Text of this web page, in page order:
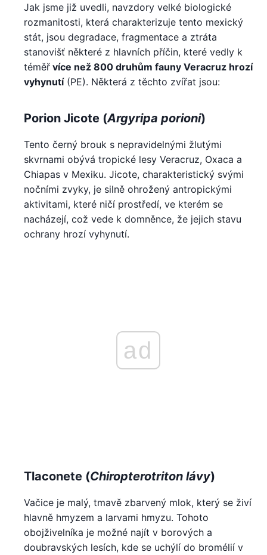
Jak jsme již uvedli, navzdory velké biologické
rozmanitosti, která charakterizuje tento mexický
stát, jsou degradace, fragmentace a ztráta
stanovišť některé z hlavních příčin, které vedly k
téměř více než 800 druhům fauny Veracruz hrozí
vyhynutí(PE). Některá z těchto zvířat jsou:
Porion Jicote (Argyripa porioni)
Tento černý brouk s nepravidelnými žlutými
skvrnami obývá tropické lesy Veracruz, Oxaca a
Chiapas v Mexiku. Jicote, charakteristický svými
nočními zvyky, je silně ohrožený antropickými
aktivitami, které ničí prostředí, ve kterém se
nacházejí, což vede k domněnce, že jejich stavu
ochrany hrozí vyhynutí.
ad
Tlaconete (Chiropterotriton lávy)
Vačice je malý, tmavě zbarvený mlok, který se živí
hlavně hmyzem a larvami hmyzu. Tohoto
obojživelníka je možné najít v borových a
doubravských lesích, kde se uchýlí do bromélií v